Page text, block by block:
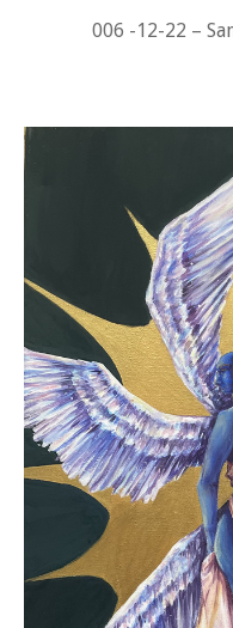
006 -12-22 –